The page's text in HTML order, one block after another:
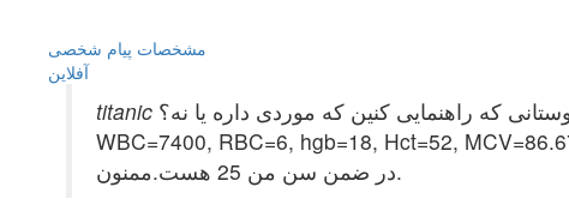
مشخصات پیام شخصی
آفلاين
که راهنمایی کنین که موردی داره یا نه؟
WBC=7400, RBC=6, hgb=18, Hct=52,
در ضمن سن من 25 هست.ممنون.